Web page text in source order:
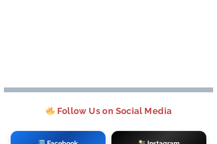
Follow Us on Social Media